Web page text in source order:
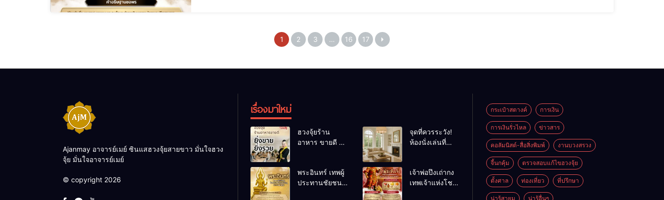
1 2 3 … 16 17
Ajanmay อาจารย์เมย์ ซินแสฮวงจุ้ยสายขาว มั่นใจฮวง
จุ้ย มั่นใจอาจารย์เมย์
© copyright 2026
เรื่องมาใหม่
ฮวงจุ้ยร้าน
อาหาร ขายดี ยิ่ง
ปรับร้านให้ลูกค้า
แน่นตลอดปี
จุดที่ควรระวัง!
ห้องนั่งเล่นที่
พระอินทร์ เทพผู้
ประทานชัยชนะ
เจ้าพ่อปึงเถ่ากง
เทพเจ้าแห่งโชค
กระเป๋าสตางค์ การเงิน
การเงินรั่วไหล ข่าวสาร
คอลัมนิสต์-สื่อสิ่งพิมพ์ งานบวงสรวง
จี้นกคุ้ม ตรวจสอบแก้ไขฮวงจุ้ย
ตั้งศาล ท่องเที่ยว ที่ปรึกษา
น่ารู้สายมู น่ารู้อื่นๆ